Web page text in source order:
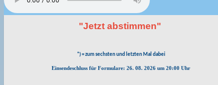
"Jetzt abstimmen"
*) = zum sechsten und letzten Mal dabei
Einsendeschluss für Formulare: 26. 08. 2026 um 20:00 Uhr